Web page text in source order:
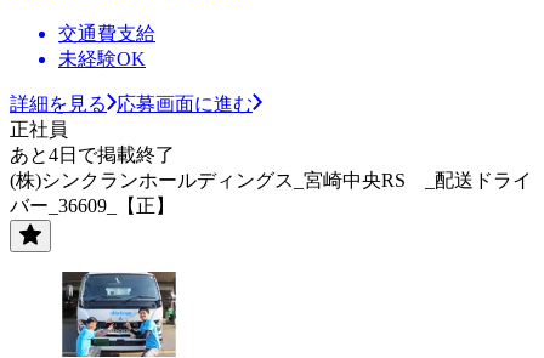
交通費支給
未経験OK
詳細を見る
応募画面に進む
正社員
あと4日で掲載終了
(株)シンクランホールディングス_宮崎中央RS _配送ドライ
バー_36609_【正】